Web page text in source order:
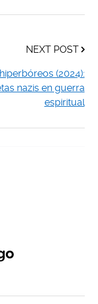
NEXT POST
(2024):
nazis en guerra
espiritual